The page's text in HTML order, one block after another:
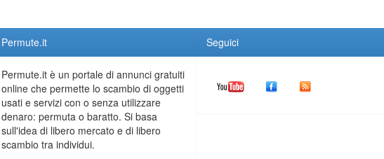
Permute.it
Permute.it è un portale di annunci gratuiti
online che permette lo scambio di oggetti
usati e servizi con o senza utilizzare
denaro: permuta o baratto. Si basa
sull'idea di libero mercato e di libero
scambio tra individui.
Seguici